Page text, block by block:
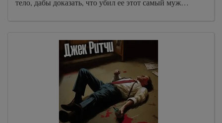
тело, дабы доказать, что убил ее этот самый муж…